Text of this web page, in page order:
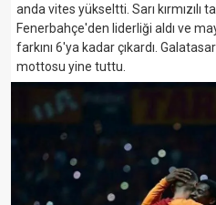
anda vites yükseltti. Sarı kırmızılı
Fenerbahçe'den liderliği aldı ve
farkını 6'ya kadar çıkardı.
mottosu yine tuttu.